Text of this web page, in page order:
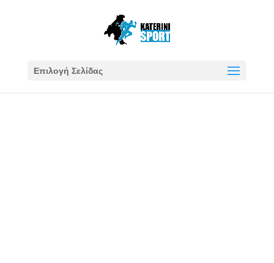
Επιλογή Σελίδας